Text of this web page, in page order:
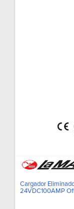
Cargador
24VDC100AMP